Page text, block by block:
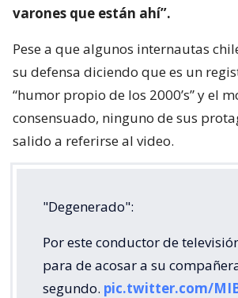
varones que están ahí”.
Pese a que algunos internautas
su defensa diciendo que es un
“humor propio de los 2000’s” y el
consensuado, ninguno de sus
salido a referirse al video.
"Degenerado":
Por este conductor de
para de acosar a su
segundo. pic.twitter.com/